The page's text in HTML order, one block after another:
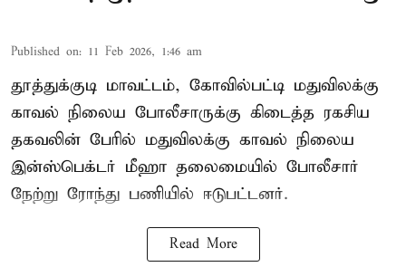
Published on: 11 Feb 2026, 1:46 am
தூத்துக்குடி மாவட்டம், கோவில்பட்டி மதுவிலக்கு
காவல் நிலைய போலீசாருக்கு கிடைத்த ரகசிய
தகவலின் பேரில் மதுவிலக்கு காவல் நிலைய
இன்ஸ்பெக்டர் மீஹா தலைமையில் போலீசார்
நேற்று ரோந்து பணியில் ஈடுபட்டனர்.
Read More